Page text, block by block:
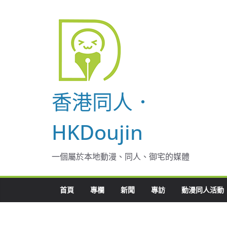
香港同人．
HKDoujin
一個屬於本地動漫、同人、御宅的媒體
首頁 專欄 新聞 專訪 動漫同人活動